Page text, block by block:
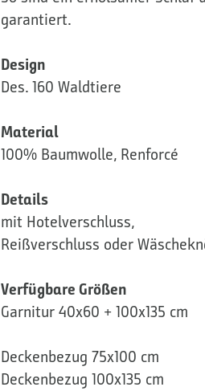
garantiert.
Design
Des. 160 Waldtiere
Material
100% Baumwolle, Renforcé
Details
mit Hotelverschluss,
Reißverschluss oder
Verfügbare Größen
Garnitur 40x60 + 100x135 cm
Deckenbezug 75x100 cm
Deckenbezug 100x135 cm